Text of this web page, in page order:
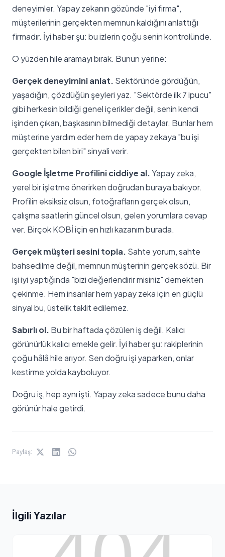
deneyimler. Yapay zekanın gözünde "iyi firma",
müşterilerinin gerçekten memnun kaldığını anlattığı
firmadır. İyi haber şu: bu izlerin çoğu senin kontrolünde.
O yüzden hile aramayı bırak. Bunun yerine:
Gerçek deneyimini anlat. Sektöründe gördüğün,
yaşadığın, çözdüğün şeyleri yaz. "Sektörde ilk 7 ipucu"
gibi herkesin bildiği genel içerikler değil, senin kendi
işinden çıkan, başkasının bilmediği detaylar. Bunlar hem
müşterine yardım eder hem de yapay zekaya "bu işi
gerçekten bilen biri" sinyali verir.
Google İşletme Profilini ciddiye al.Yapay zeka,
yerel bir işletme önerirken doğrudan buraya bakıyor.
Profilin eksiksiz olsun, fotoğrafların gerçek olsun,
çalışma saatlerin güncel olsun, gelen yorumlara cevap
ver. Birçok KOBİ için en hızlı kazanım burada.
Gerçek müşteri sesini topla. Sahte yorum, sahte
bahsedilme değil, memnun müşterinin gerçek sözü. Bir
işi iyi yaptığında "bizi değerlendirir misiniz" demekten
çekinme. Hem insanlar hem yapay zeka için en güçlü
sinyal bu, üstelik taklit edilemez.
Sabırlı ol. Bu bir haftada çözülen iş değil. Kalıcı
görünürlük kalıcı emekle gelir. İyi haber şu: rakiplerinin
çoğu hâlâ hile arıyor. Sen doğru işi yaparken, onlar
kestirme yolda kayboluyor.
Doğru iş, hep aynı işti. Yapay zeka sadece bunu daha
görünür hale getirdi.
Paylaş:
İlgili Yazılar